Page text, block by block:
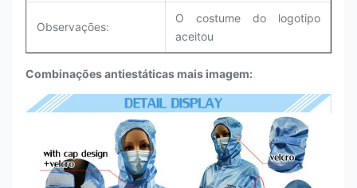
Observações:
O costume do logotipo
aceitou
Combinaçõesantiestáticas mais imagem: